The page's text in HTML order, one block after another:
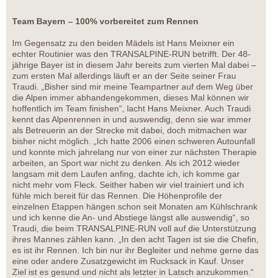
Team Bayern – 100% vorbereitet zum Rennen
Im Gegensatz zu den beiden Mädels ist Hans Meixner ein
echter Routinier was den TRANSALPINE-RUN betrifft. Der 48-
jährige Bayer ist in diesem Jahr bereits zum vierten Mal dabei –
zum ersten Mal allerdings läuft er an der Seite seiner Frau
Traudi. „Bisher sind mir meine Teampartner auf dem Weg über
die Alpen immer abhandengekommen, dieses Mal können wir
hoffentlich im Team finishen“, lacht Hans Meixner. Auch Traudi
kennt das Alpenrennen in und auswendig, denn sie war immer
als Betreuerin an der Strecke mit dabei, doch mitmachen war
bisher nicht möglich. „Ich hatte 2006 einen schweren Autounfall
und konnte mich jahrelang nur von einer zur nächsten Therapie
arbeiten, an Sport war nicht zu denken. Als ich 2012 wieder
langsam mit dem Laufen anfing, dachte ich, ich komme gar
nicht mehr vom Fleck. Seither haben wir viel trainiert und ich
fühle mich bereit für das Rennen. Die Höhenprofile der
einzelnen Etappen hängen schon seit Monaten am Kühlschrank
und ich kenne die An- und Abstiege längst alle auswendig“, so
Traudi, die beim TRANSALPINE-RUN voll auf die Unterstützung
ihres Mannes zählen kann. „In den acht Tagen ist sie die Chefin,
es ist ihr Rennen. Ich bin nur ihr Begleiter und nehme gerne das
eine oder andere Zusatzgewicht im Rucksack in Kauf. Unser
Ziel ist es gesund und nicht als letzter in Latsch anzukommen.“